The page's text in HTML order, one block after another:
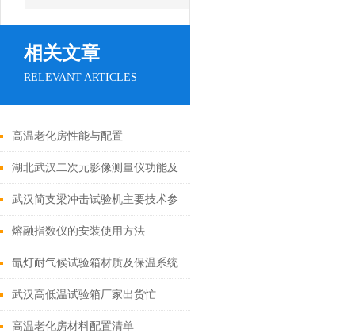
相关文章
RELEVANT ARTICLES
高温老化房性能与配置
湖北武汉二次元影像测量仪功能及
操着注意
武汉简支梁冲击试验机主要技术参
数介绍
熔融指数仪的安装使用方法
氙灯耐气候试验箱材质及保温系统
武汉高低温试验箱厂家出货忙
高温老化房材料配置清单